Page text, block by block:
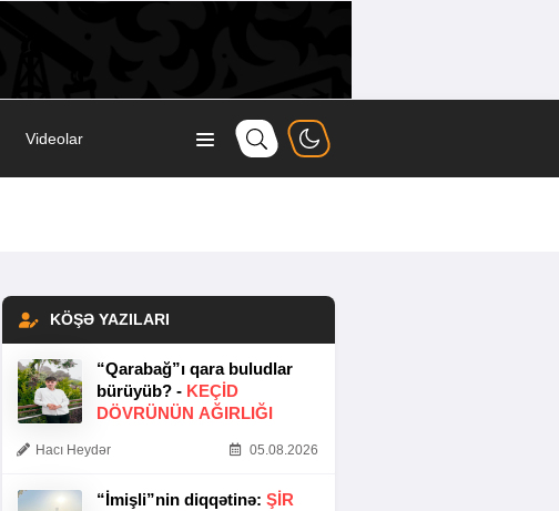
Videolar
KÖŞƏ YAZILARI
“Qarabağ”ı qara buludlar
bürüyüb? - KEÇID
DÖVRÜNÜN AĞIRLIĞI
Hacı Heydər 05.08.2026
“İmişli”nin diqqətinə: ŞIR